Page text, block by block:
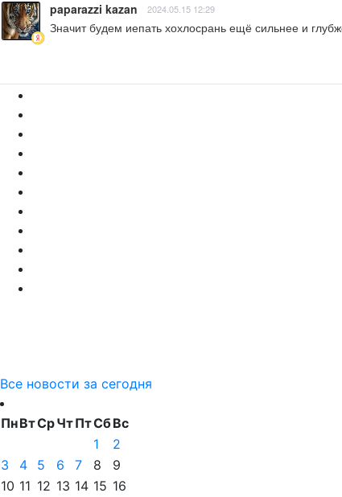
paparazzi kazan 2024.05.15 12:29
Значит будем иепать хохлосрань ещё сильнее и
Все новости за сегодня
ПнВтСрЧтПтСбВс
1
2
3
4 5 6 7 8
9
10 11 12 13 14 15 16